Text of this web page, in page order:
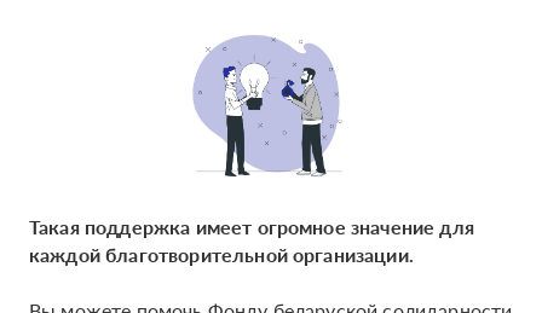
Такая поддержка имеет огромное значение для
каждой благотворительной организации.